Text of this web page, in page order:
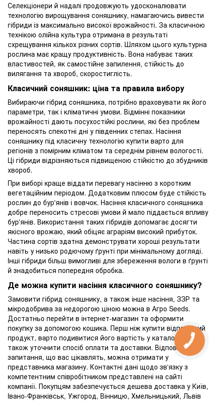
Селекціонери й надалі продовжують удосконалювати
технологію вирощування соняшнику, намагаючись вивести
гібриди із максимально високої врожайності. За класичною
технікою олійна культура отримана в результаті
схрещування кількох різних сортів. Шляхом цього культурна
рослина має кращу продуктивність. Вона набуває таких
властивостей, як самостійне запилення, стійкість до
вилягання та хвороб, скоростиглість.
Класичний соняшник: ціна та правила вибору
Вибираючи гібрид соняшника, потрібно враховувати як його
параметри, так і кліматичні умови. Відмінні показники
врожайності дають посухостійкі рослини, які без проблем
переносять спекотні дні у південних степах. Насіння
соняшнику під класичну технологію купити варто для
регіонів з помірним кліматом та середнім рівнем вологості.
Ці гібриди відрізняються підвищеною стійкістю до збудників
хвороб.
При виборі краще віддати перевагу насінню з коротким
вегетаційним періодом. Додатковим плюсом буде стійкість
рослин до бур'янів і вовчок. Насіння класичного соняшника
добре переносить стресові умови й мало піддається впливу
бур'янів. Використання таких гібридів допомагає досягти
якісного врожаю, який обіцяє аграріям високий прибуток.
Частина сортів здатна демонструвати хороші результати
навіть у низько родючому ґрунті при мінімальному догляді.
Інші гібриди більш вимогливі для збереження вологи в ґрунті
й знадобиться попередня обробка.
Де можна купити насіння класичного соняшнику?
Замовити гібрид соняшнику, а також інше насіння, ЗЗР та
мікродобрива за недорогою ціною можна в Агро Seeds.
Достатньо перейти в інтернет-магазин та оформити
покупку за допомогою кошика. Перш ніж купити відповідний
продукт, варто подивитися його вартість у каталозі, а
також уточнити спосіб оплати та доставки. Відповіді на
запитання, що вас цікавлять, можна отримати у
представника магазину. Контактні дані щодо зв'язку з
компетентним співробітником представлені на сайті
компанії. Покупцям забезпечується дешева доставка у Київ,
Івано-Франківськ, Ужгород, Вінницю, Хмельницький, Львів